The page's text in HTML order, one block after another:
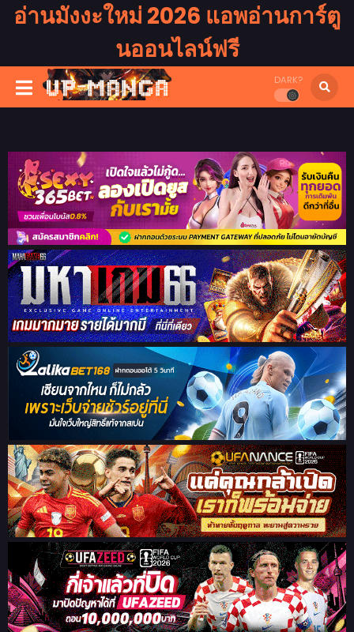
อ่านมังงะใหม่ 2026 แอพอ่านการ์ตู
นออนไลน์ฟรี
DARK?